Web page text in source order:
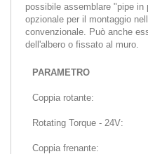
possibile assemblare "pipe
opzionale per il montaggio
convenzionale. Può anche
dell'albero o fissato al muro.
PARAMETRO
Coppia rotante:
Rotating Torque - 24V:
Coppia frenante: